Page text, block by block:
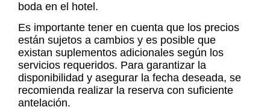
boda en el hotel.
Es importante tener en cuenta que los precios
están sujetos a cambios y es posible que
existan suplementos adicionales según los
servicios requeridos. Para garantizar la
disponibilidad y asegurar la fecha deseada, se
recomienda realizar la reserva con suficiente
antelación.